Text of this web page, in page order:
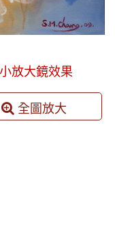
放大鏡效果
全圖放大